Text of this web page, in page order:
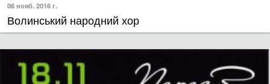
06 нояб. 2016 г.
Волинський народний хор